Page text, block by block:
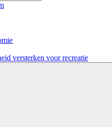
versterken voor recreatie